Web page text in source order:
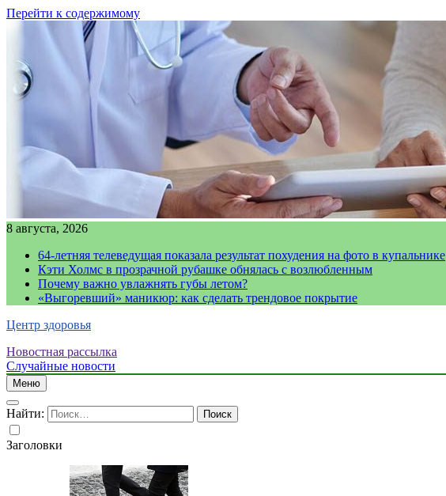
Перейти к содержимому
8 августа, 2026
64-летняя телеведущая показала результат похудения на фото в купальнике
Кэти Холмс в прозрачной рубашке обнялась с возлюбленным
Почему важно увлажнять губы летом?
«Выгоревший» маникюр: как сделать трендовое покрытие
Центр здоровья
Новостная рассылка
Случайные новости
Меню
Найти:
Заголовки